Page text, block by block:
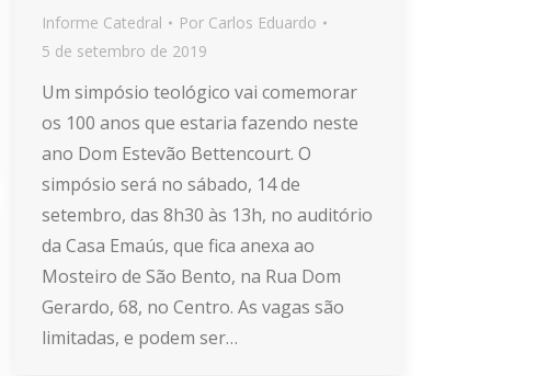
Informe Catedral Por Carlos Eduardo
5 de setembro de 2019
Um simpósio teológico vai comemorar
os 100 anos que estaria fazendo neste
ano Dom Estevão Bettencourt. O
simpósio será no sábado, 14 de
setembro, das 8h30 às 13h, no auditório
da Casa Emaús, que fica anexa ao
Mosteiro de São Bento, na Rua Dom
Gerardo, 68, no Centro. As vagas são
limitadas, e podem ser…